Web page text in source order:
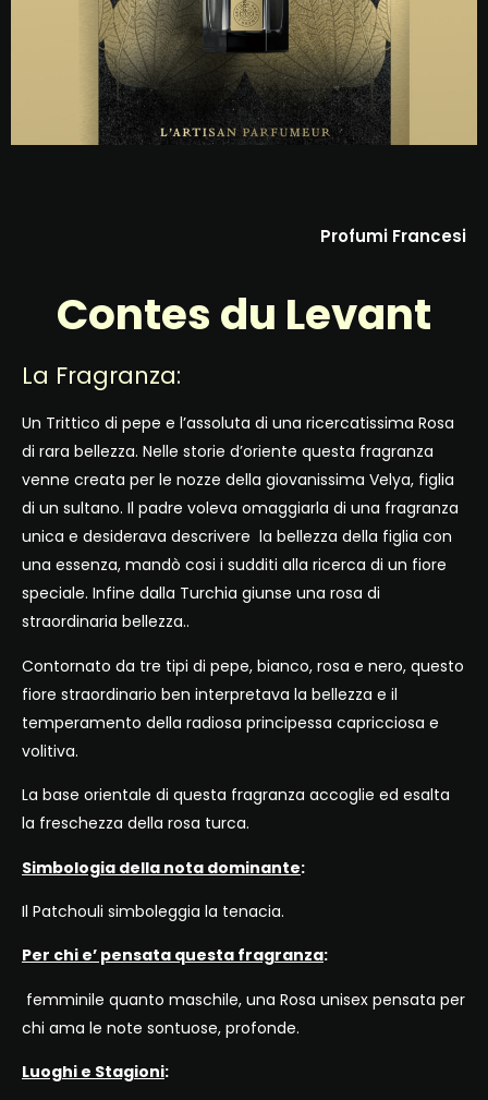
Profumi Francesi
Contes du Levant
La Fragranza:
Un Trittico di pepe e l’assoluta di una ricercatissima Rosa
di rara bellezza. Nelle storie d’oriente questa fragranza
venne creata per le nozze della giovanissima Velya, figlia
di un sultano. Il padre voleva omaggiarla di una fragranza
unica e desiderava descrivere la bellezza della figlia con
una essenza, mandò cosi i sudditi alla ricerca di un fiore
speciale. Infine dalla Turchia giunse una rosa di
straordinaria bellezza..
Contornato da tre tipi di pepe, bianco, rosa e nero, questo
fiore straordinario ben interpretava la bellezza e il
temperamento della radiosa principessa capricciosa e
volitiva.
La base orientale di questa fragranza accoglie ed esalta
la freschezza della rosa turca.
Simbologia della nota dominante:
Il Patchouli simboleggia la tenacia.
Per chi e’ pensata questa fragranza:
femminile quanto maschile, una Rosa unisex pensata per
chi ama le note sontuose, profonde.
Luoghi e Stagioni: